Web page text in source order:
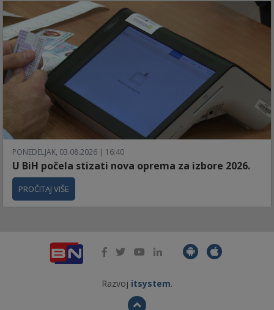
PONEDELJAK, 03.08.2026 | 16:40
U BiH počela stizati nova oprema za izbore 2026.
PROČITAJ VIŠE
Razvoj itsystem.